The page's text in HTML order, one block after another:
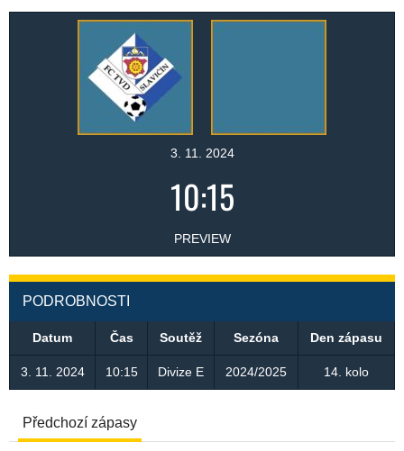
3. 11. 2024
10:15
PREVIEW
PODROBNOSTI
Datum Čas Soutěž Sezóna Den zápasu
3. 11. 2024 10:15 Divize E 2024/2025 14. kolo
Předchozí zápasy